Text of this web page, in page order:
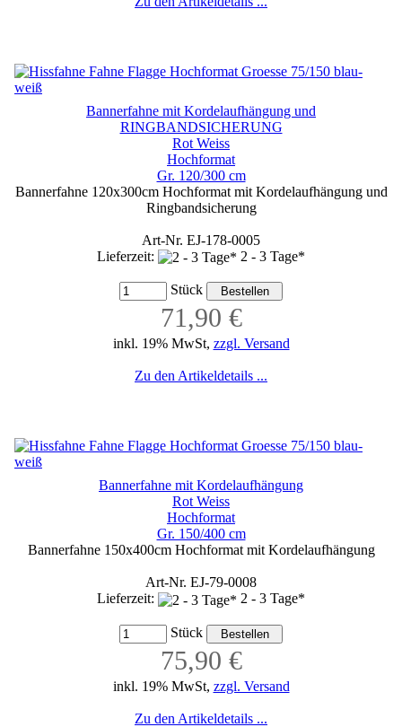
Bannerfahne mit Kordelaufhängung und
RINGBANDSICHERUNG
Rot Weiss
Hochformat
Gr. 120/300 cm
Bannerfahne 120x300cm Hochformat mit Kordelaufhängung und
Ringbandsicherung
Art-Nr. EJ-178-0005
Lieferzeit:
2 - 3 Tage*
Stück
71,90 €
inkl. 19% MwSt, zzgl. Versand
Zu den Artikeldetails ...
Bannerfahne mit Kordelaufhängung
Rot Weiss
Hochformat
Gr. 150/400 cm
Bannerfahne 150x400cm Hochformat mit Kordelaufhängung
Art-Nr. EJ-79-0008
Lieferzeit:
2 - 3 Tage*
Stück
75,90 €
inkl. 19% MwSt, zzgl. Versand
Zu den Artikeldetails ...